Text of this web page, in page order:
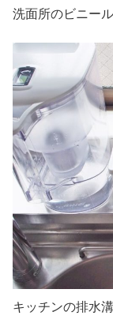
洗面所のビニー
キッチンの排水